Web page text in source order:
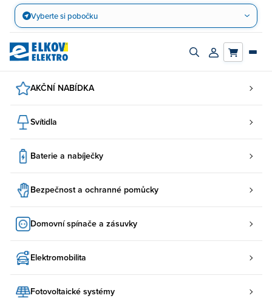
Přejít
obsah
Vyberte si pobočku
Zapnout/vypnout
Přihlásit/
AKČNÍ NABÍDKA
Svítidla
Baterie a nabíječky
Bezpečnost a ochranné pomůcky
Domovní spínače a zásuvky
Elektromobilita
Fotovoltaické systémy